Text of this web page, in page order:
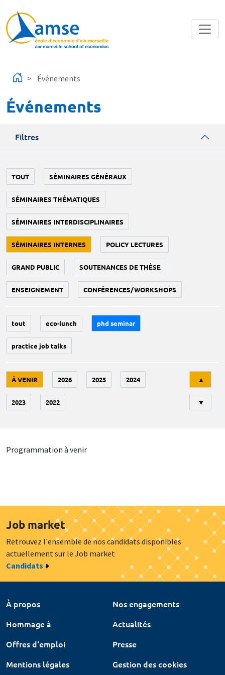
Événements
Événements
Filtres
TOUT SÉMINAIRES GÉNÉRAUX
SÉMINAIRES THÉMATIQUES
SÉMINAIRES INTERDISCIPLINAIRES
SÉMINAIRES INTERNES POLICY LECTURES
GRAND PUBLIC SOUTENANCES DE THÈSE
ENSEIGNEMENT CONFÉRENCES/WORKSHOPS
tout eco-lunch phd seminar
practice job talks
À VENIR 2026 2025 2024
2023 2022
▲
▼
Programmation à venir
Job market
Retrouvez l'ensemble de nos candidats disponibles
actuellement sur le Job market
Candidats
À propos
Nos engagements
Hommage à
Actualités
Offres d'emploi
Presse
Mentions légales
Gestion des cookies